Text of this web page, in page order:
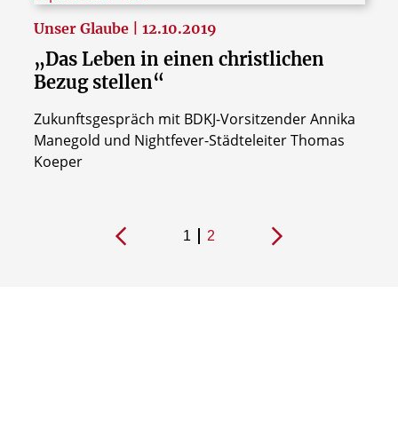
Unser Glaube | 12.10.2019
„Das Leben in einen christlichen
Bezug stellen“
Zukunftsgespräch mit BDKJ-Vorsitzender Annika
Manegold und Nightfever-Städteleiter Thomas
Koeper
1 2